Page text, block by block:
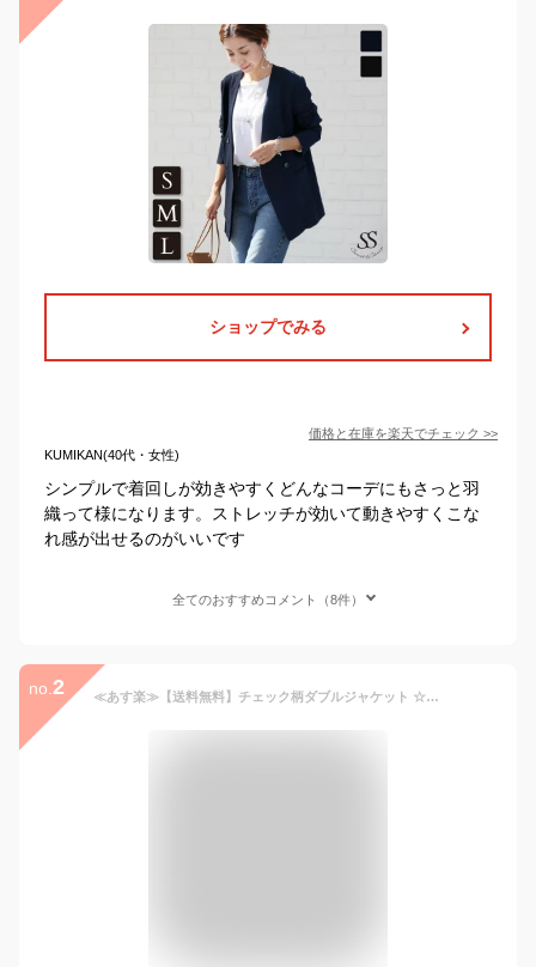
ショップでみる
価格と在庫を楽天でチェック >>
KUMIKAN(40代・女性)
シンプルで着回しが効きやすくどんなコーデにもさっと羽
織って様になります。ストレッチが効いて動きやすくこな
れ感が出せるのがいいです
全てのおすすめコメント（8件）
no. 2 ≪あす楽≫【送料無料】チェック柄ダブルジャケット ☆ ジャケット チェック柄 ダブルボタン アウター 羽織り 裏地付き スタイルアップ 黒 ブラウン キレカジ オフィス 上品 きれいめ 秋 レディース ピエロ pierrot